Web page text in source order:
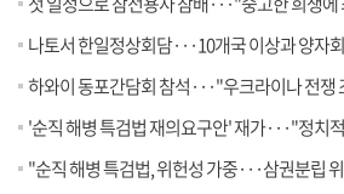
나토서 한일정상회담···10개국 이상과 양자
하와이 동포간담회 참석···"우크라이나 전쟁 조속히 끝내도록 힘 보탤
'순직 해병 특검법 재의요구안' 재가···"정치
"순직 해병 특검법, 위헌성 가중···삼권분립